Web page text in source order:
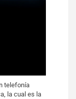
telefonía
la cual es la